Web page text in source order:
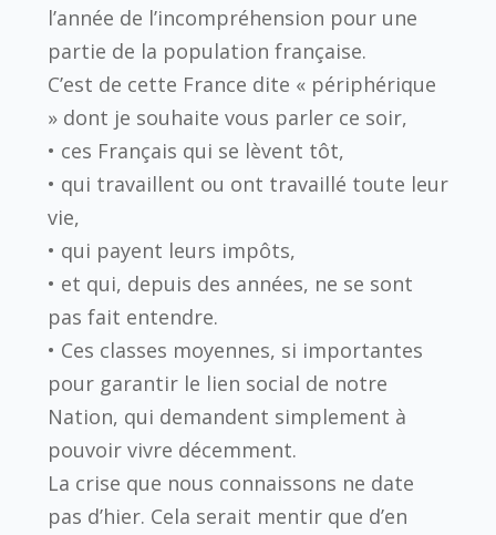
l’année de l’incompréhension pour une
partie de la population française.
C’est de cette France dite « périphérique
» dont je souhaite vous parler ce soir,
• ces Français qui se lèvent tôt,
• qui travaillent ou ont travaillé toute leur
vie,
• qui payent leurs impôts,
• et qui, depuis des années, ne se sont
pas fait entendre.
• Ces classes moyennes, si importantes
pour garantir le lien social de notre
Nation, qui demandent simplement à
pouvoir vivre décemment.
La crise que nous connaissons ne date
pas d’hier. Cela serait mentir que d’en